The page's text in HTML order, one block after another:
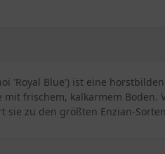
'Royal Blue') ist eine
frischem, kalkarmem
zu den größten Enzian-